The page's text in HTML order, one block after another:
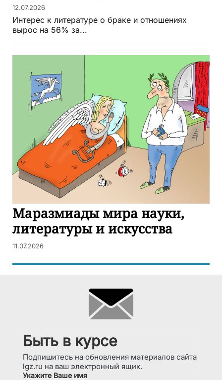
12.07.2026
Интерес к литературе о браке и отношениях
вырос на 56% за...
Маразмиады мира науки,
литературы и искусства
11.07.2026
Быть в курсе
Подпишитесь на обновления материалов сайта
lgz.ru на ваш электронный ящик.
Укажите Ваше имя